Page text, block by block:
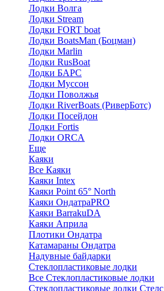
Лодки Волга
Лодки Stream
Лодки FORT boat
Лодки BoatsMan (Боцман)
Лодки Marlin
Лодки RusBoat
Лодки БАРС
Лодки Муссон
Лодки Поволжья
Лодки RiverBoats (РиверБотс)
Лодки Посейдон
Лодки Fortis
Лодки ORCA
Еще
Каяки
Все Каяки
Каяки Intex
Каяки Point 65° North
Каяки ОндатраPRO
Каяки BarrakuDA
Каяки Априла
Плотики Ондатра
Катамараны Ондатра
Надувные байдарки
Стеклопластиковые лодки
Все Стеклопластиковые лодки
Стеклопластиковые лодки Стелс